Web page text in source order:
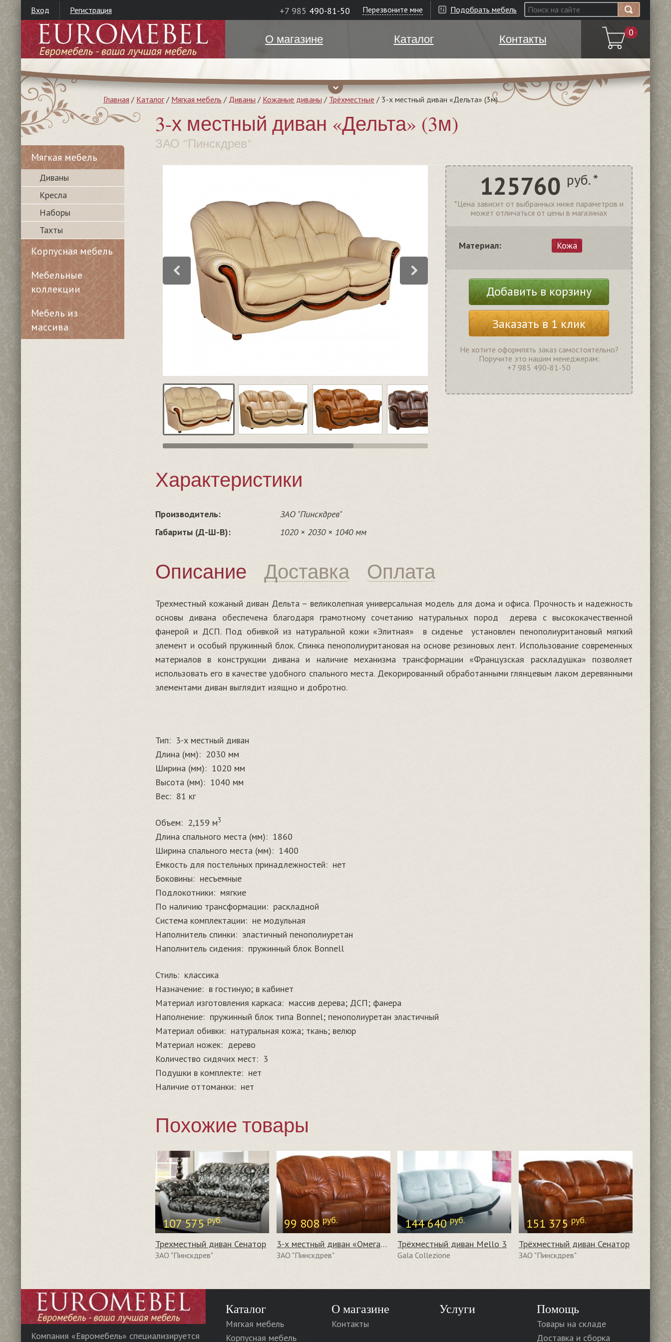
Вход Регистрация +7 985 490-81-50 Перезвоните мне Подобрать мебель
0
О магазине Каталог Контакты
Главная / Каталог/ Мягкая мебель / Диваны / Кожаные диваны / Трёхместные / 3-х местный диван «Дельта» (3м)
3-х местный диван «Дельта» (3м)
ЗАО "Пинскдрев"
125760 руб. *
*Цена зависит от выбранных ниже параметров и
может отличаться от цены в магазинах
Материал: Кожа
Добавить в корзину
Заказать в 1 клик
Не хотите оформлять заказ самостоятельно?
Поручите это нашим менеджерам:
+7 985 490-81-50
Характеристики
Производитель:
ЗАО "Пинскдрев"
Габариты (Д-Ш-В):
1020 × 2030 × 1040 мм
Описание Доставка Оплата
Трехместный кожаный диван Дельта – великолепная универсальная модель для дома и офиса. Прочность и надежность
основы дивана обеспечена благодаря грамотному сочетанию натуральных пород дерева с высококачественной
фанерой и ДСП. Под обивкой из натуральной кожи «Элитная» в сиденье установлен пенополиуритановый мягкий
элемент и особый пружинный блок. Спинка пенополиуритановая на основе резиновых лент. Использование современных
материалов в конструкции дивана и наличие механизма трансформации «Французская раскладушка» позволяет
использовать его в качестве удобного спального места. Декорированный обработанными глянцевым лаком деревянными
элементами диван выглядит изящно и добротно.
Тип: 3-х местный диван
Длина (мм): 2030 мм
Ширина (мм): 1020 мм
Высота (мм): 1040 мм
Вес: 81 кг
Объем: 2,159 м3
Длина спального места (мм): 1860
Ширина спального места (мм): 1400
Емкость для постельных принадлежностей: нет
Боковины: несъемные
Подлокотники: мягкие
По наличию трансформации: раскладной
Система комплектации: не модульная
Наполнитель спинки: эластичный пенополиуретан
Наполнитель сидения: пружинный блок Bonnell
Стиль: классика
Назначение: в гостиную; в кабинет
Материал изготовления каркаса: массив дерева; ДСП; фанера
Наполнение: пружинный блок типа Bonnel; пенополиуретан эластичный
Материал обивки: натуральная кожа; ткань; велюр
Материал ножек: дерево
Количество сидячих мест: 3
Подушки в комплекте: нет
Наличие оттоманки: нет
Похожие товары
107 575руб.
Трехместный диван Сенатор
ЗАО "Пинскдрев"
99 808руб.
3-х местный диван «Омега» (3м)
ЗАО "Пинскдрев"
144 640руб.
Трёхместный диван Mello 3
Gala Collezione
151 375руб.
Трёхместный диван Сенатор
ЗАО "Пинскдрев"
Мягкая мебель
Диваны
Кресла
Наборы
Тахты
Корпусная мебель
Мебельные
коллекции
Мебель из
массива
Компания «Евромебель» специализируется
Каталог
Мягкая мебель
Корпусная мебель
О магазине
Контакты
Услуги Помощь
Товары на складе
Доставка и сборка